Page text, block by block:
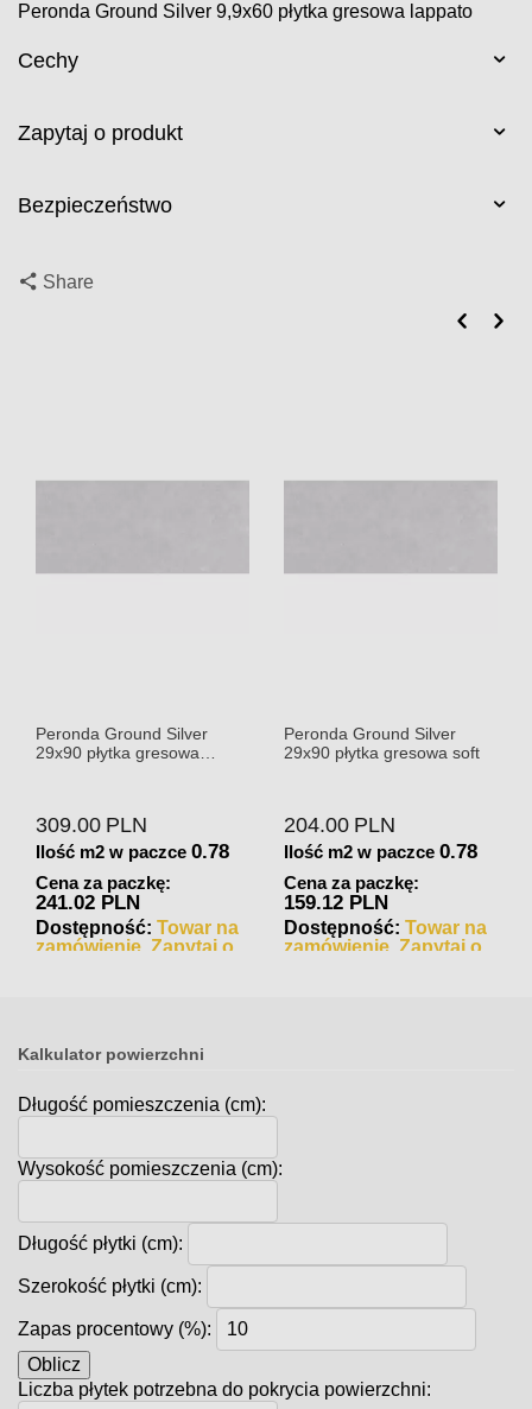
Peronda Ground Silver 9,9x60 płytka gresowa lappato
Cechy
Zapytaj o produkt
Bezpieczeństwo
Share
Peronda Ground Silver
29x90 płytka gresowa
309.00 PLN
Ilość m2 w paczce 0.78
Cena za paczkę:
241.02 PLN
Dostępność: Towar na
zamówienie. Zapytaj o
Peronda Ground Silver
29x90 płytka gresowa soft
204.00 PLN
Ilość m2 w paczce 0.78
Cena za paczkę:
159.12 PLN
Dostępność: Towar na
zamówienie. Zapytaj o
Kalkulator powierzchni
Długość pomieszczenia (cm):
Wysokość pomieszczenia (cm):
Długość płytki (cm):
Szerokość płytki (cm):
Zapas procentowy (%):
Oblicz
Liczba płytek potrzebna do pokrycia powierzchni: